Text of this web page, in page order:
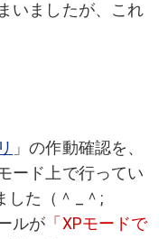
いましたが、これ
」の作動確認を、
ード上で行ってい
した（＾_＾;
ルが 「XPモードで